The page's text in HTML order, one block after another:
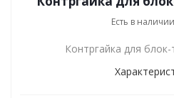
Есть в
Контргайка для